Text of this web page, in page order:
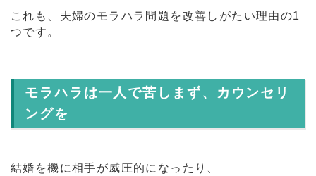
これも、夫婦のモラハラ問題を改善しがたい理由の1
つです。
モラハラは一人で苦しまず、カウンセリ
ングを
結婚を機に相手が威圧的になったり、